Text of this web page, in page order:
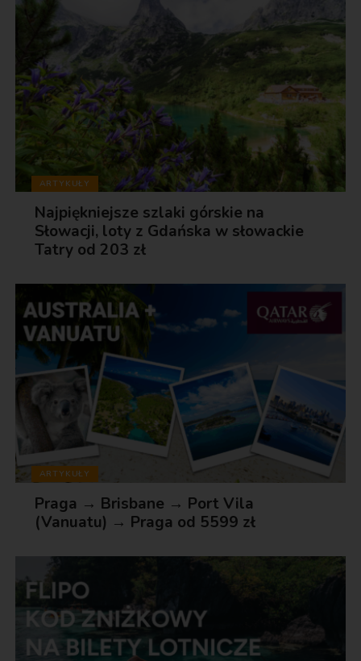
ARTYKUŁY
Najpiękniejsze szlaki górskie na
Słowacji, loty z Gdańska w słowackie
Tatry od 203 zł
ARTYKUŁY
Praga → Brisbane → Port Vila
(Vanuatu) → Praga od 5599 zł